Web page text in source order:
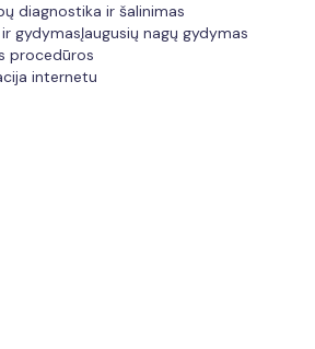
diagnostika ir šalinimas
gydymasĮaugusių nagų gydymas
procedūros
internetu